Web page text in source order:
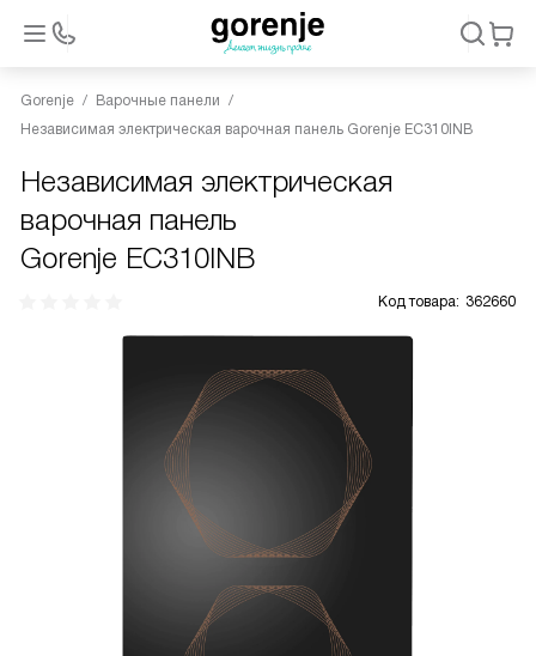
Gorenje
Варочные панели
Независимая электрическая варочная панель Gorenje EC310INB
Независимая электрическая
варочная панель
Gorenje EC310INB
Код товара: 362660